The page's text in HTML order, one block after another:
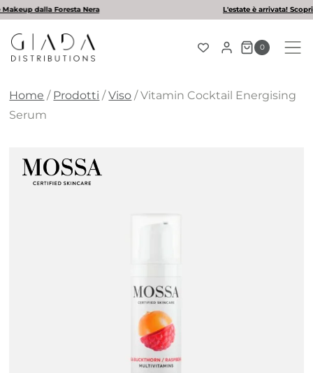
Salta
contenuto
L'estate è arrivata! Scopri la nostra selezione di solari
0
Home / Prodotti /Viso /Vitamin Cocktail Energising
Serum